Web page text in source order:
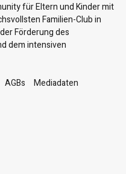
für Eltern und Kinder mit
Familien-Club in
Förderung des
dem intensiven
AGBs Mediadaten